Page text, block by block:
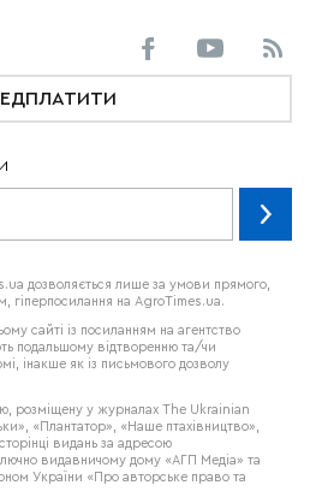
дозволяється лише за умови прямого,
гіперпосилання на AgroTimes.ua.
сайті із посиланням на агентство
подальшому відтворенню та/чи
інакше як із письмового дозволу
розміщену у журналах The Ukrainian
«Плантатор», «Наше птахівництво»,
видань за адресою
видавничому дому «АГП Медіа» та
України «Про авторське право та